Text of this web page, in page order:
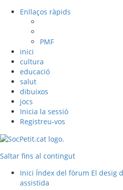
Enllaços ràpids
PMF
inici
cultura
educació
salut
dibuixos
jocs
Inicia la sessió
Registreu-vos
Saltar fins al contingut
Inici Índex del fòrum El desig
assistida